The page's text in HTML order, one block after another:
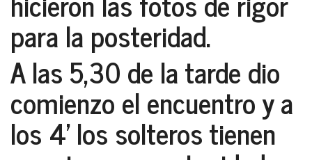
para la posteridad.
A las 5,30 de la tarde dio
comienzo el encuentro y a
los 4’ los solteros tienen